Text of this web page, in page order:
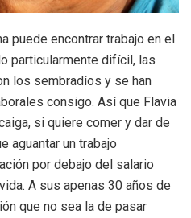
puede encontrar trabajo en el
particularmente difícil, las
los sembradíos y se han
consigo. Así que Flavia
si quiere comer y dar de
aguantar un trabajo
por debajo del salario
A sus apenas 30 años de
que no sea la de pasar